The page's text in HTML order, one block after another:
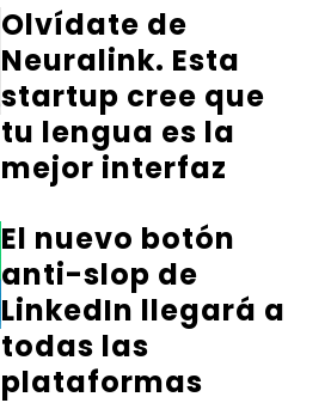
Olvídate de
Neuralink. Esta
startup cree que
tu lengua es la
mejor interfaz
El nuevo botón
anti-slop de
LinkedIn llegará a
todas las
plataformas